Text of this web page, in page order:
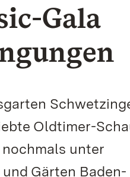
Gala
Oldtimer-
nochmals unter
Gärten Baden-